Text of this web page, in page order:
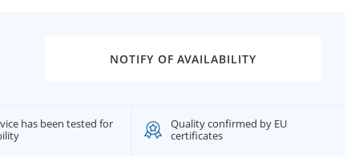
NOTIFY OF AVAILABILITY
has been tested for
Quality confirmed by EU
certificates